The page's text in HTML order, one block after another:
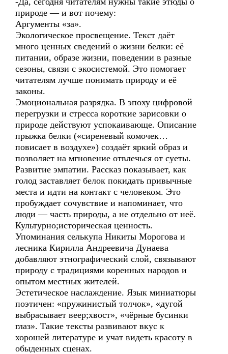
природе — и вот почему:
Аргументы «за».
Экологическое просвещение. Текст даёт
много ценных сведений о жизни белки: её
питании, образе жизни, поведении в разные
сезоны, связи с экосистемой. Это помогает
читателям лучше понимать природу и её
законы.
Эмоциональная разрядка. В эпоху цифровой
перегрузки и стресса короткие зарисовки о
природе действуют успокаивающе. Описание
прыжка белки («сиреневый комочек…
повисает в воздухе») создаёт яркий образ и
позволяет на мгновение отвлечься от суеты.
Развитие эмпатии. Рассказ показывает, как
голод заставляет белок покидать привычные
места и идти на контакт с человеком. Это
пробуждает сочувствие и напоминает, что
люди — часть природы, а не отдельно от неё.
Культурно;историческая ценность.
Упоминания селькупа Никиты Морогова и
лесника Кирилла Андреевича Дунаева
добавляют этнографический слой, связывают
природу с традициями коренных народов и
опытом местных жителей.
Эстетическое наслаждение. Язык миниатюры
поэтичен: «пружинистый толчок», «дугой
выбрасывает веер;хвост», «чёрные бусинки
глаз». Такие тексты развивают вкус к
хорошей литературе и учат видеть красоту в
обыденных сценах.